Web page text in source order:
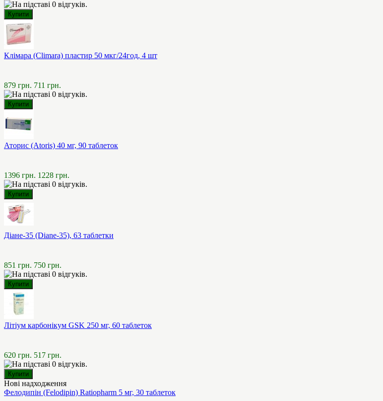
Клімара (Climara) пластир 50 мкг/24год, 4 шт
879 грн. 711 грн.
Аторис (Atoris) 40 мг, 90 таблеток
1396 грн. 1228 грн.
Діане-35 (Diane-35), 63 таблетки
851 грн. 750 грн.
Літіум карбонікум GSK 250 мг, 60 таблеток
620 грн. 517 грн.
Нові надходження
Фелодипін (Felodipin) Ratiopharm 5 мг, 30 таблеток